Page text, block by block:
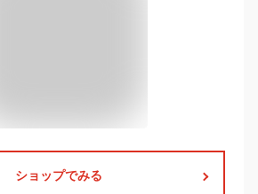
ショップでみる